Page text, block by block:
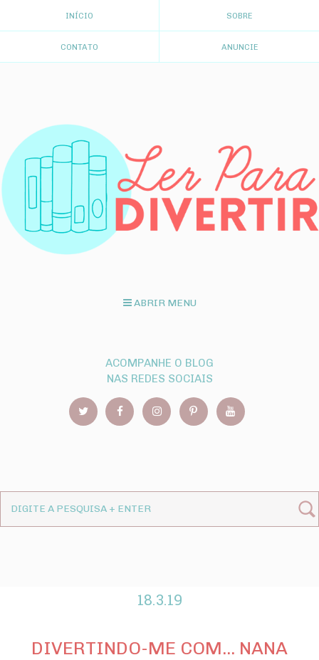
INÍCIO SOBRE
CONTATO ANUNCIE
ABRIR MENU
ACOMPANHE O BLOG
NAS REDES SOCIAIS
18.3.19
DIVERTINDO-ME COM... NANA